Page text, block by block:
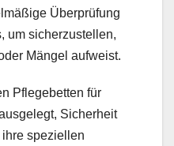
Überprüfung
um sicherzustellen,
Mängel aufweist.
Pflegebetten für
Sicherheit
speziellen